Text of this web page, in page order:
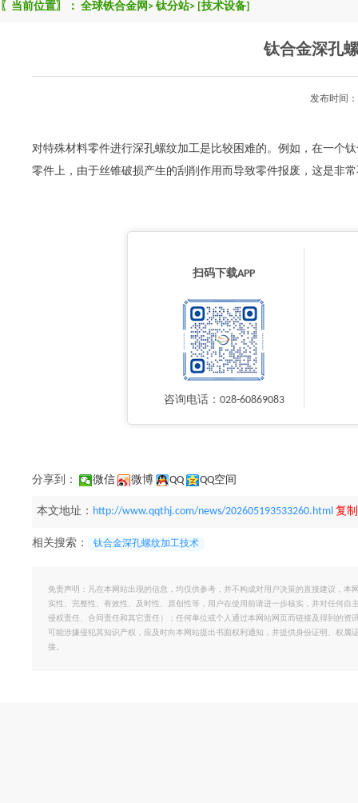
〖当前位置〗： 全球铁合金网 > 钛分站> [技术设备]
钛合金深孔
发布时间
对特殊材料零件进行深孔螺纹加工是比较困难的。例如，在一个
零件上，由于丝锥破损产生的刮削作用而导致零件报废，这是非
扫码下载APP
咨询电话：028-60869083
分享到： 微信 微博 QQ QQ空间
本文地址： http://www.qqthj.com/news/202605193533260.html 复
相关搜索： 钛合金深孔螺纹加工技术
免责声明：凡在本网站出现的信息，均仅供参考，并不构成对用户决策的直接建议，
实性、完整性、有效性、及时性、原创性等，用户在使用前请进一步核实，并对任何
侵权责任、合同责任和其它责任）；任何单位或个人通过本网站网页而链接及得到的
可能涉嫌侵犯其知识产权，应及时向本网站提出书面权利通知，并提供身份证明、权
接。